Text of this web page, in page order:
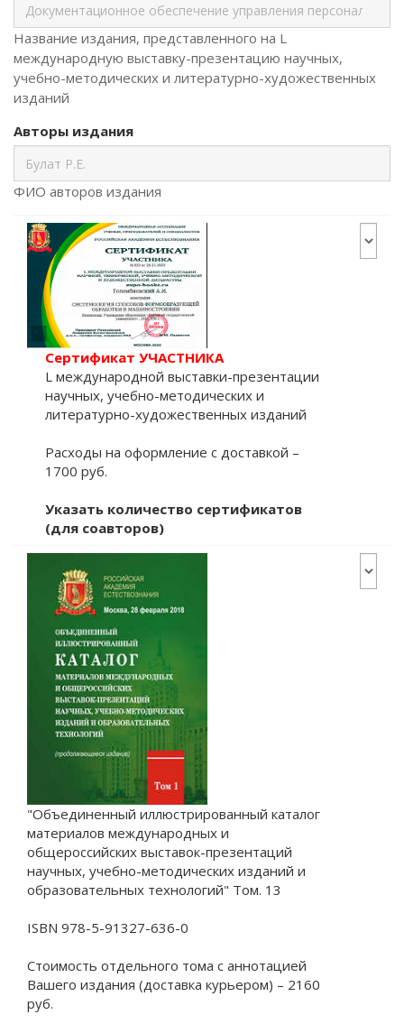
Название издания, представленного на L
международную выставку-презентацию научных,
учебно-методических и литературно-художественных
изданий
Авторы издания
ФИО авторов издания
Сертификат УЧАСТНИКА
L международной выставки-презентации
научных, учебно-методических и
литературно-художественных изданий
Расходы на оформление с доставкой –
1700 руб.
Указать количество сертификатов
(для соавторов)
"Объединенный иллюстрированный каталог
материалов международных и
общероссийских выставок-презентаций
научных, учебно-методических изданий и
образовательных технологий" Том. 13
ISBN 978-5-91327-636-0
Стоимость отдельного тома с аннотацией
Вашего издания (доставка курьером) – 2160
руб.